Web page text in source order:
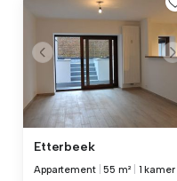
Etterbeek
Appartement |55 m² 1 kamer